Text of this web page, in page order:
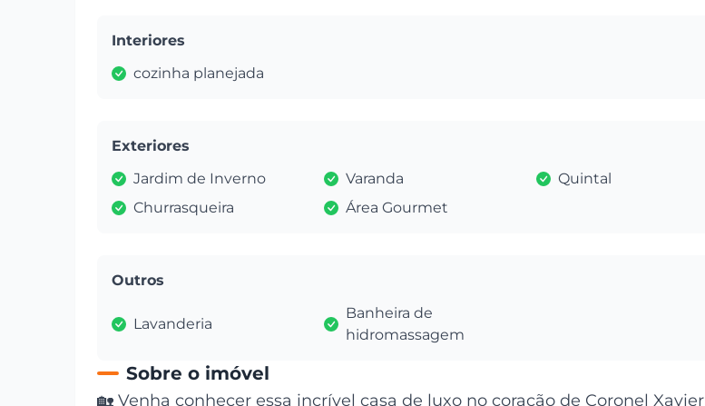
Interiores
cozinha planejada
Exteriores
Jardim de Inverno
Varanda
Quintal
Churrasqueira
Área Gourmet
Outros
Lavanderia
Banheira de
hidromassagem
Sobre o imóvel
🏡 Venha conhecer essa incrível casa de luxo no coração de Coronel Xavier